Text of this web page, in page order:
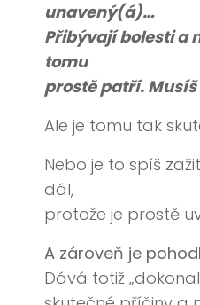
unavený(á)…
Přibývají bolesti a
tomu
prostě patří.
Ale je tomu tak
Nebo je to spíš
dál,
protože je prostě
A zároveň je
Dává totiž